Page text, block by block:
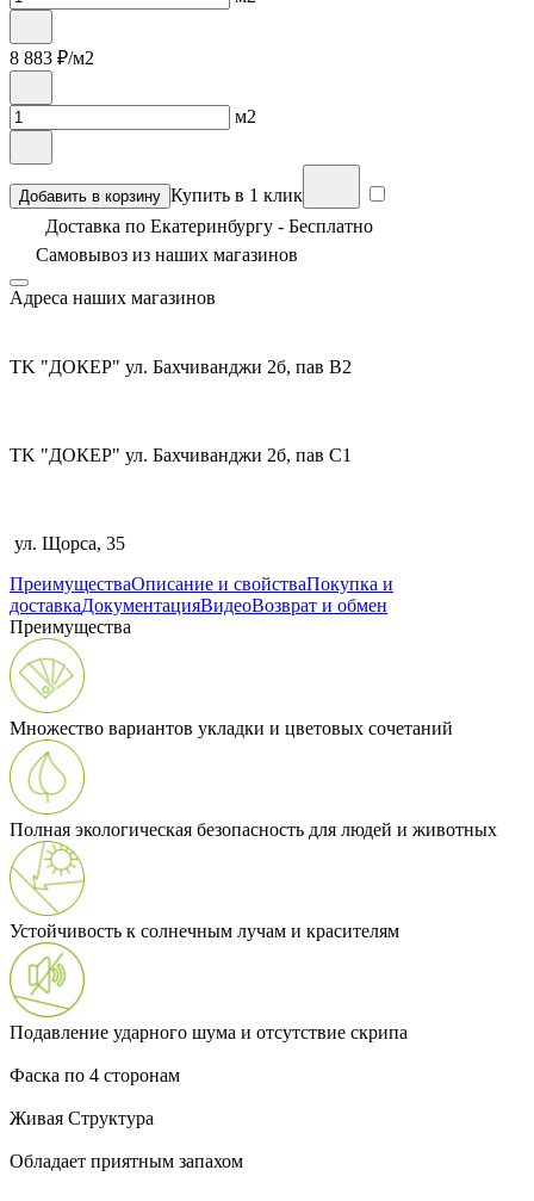
8 883 ₽/м2
м2
Добавить в корзину Купить в 1 клик
Доставка по Екатеринбургу - Бесплатно
Самовывоз из наших магазинов
Адреса наших магазинов
TK "ДОКЕР" ул. Бахчиванджи 2б, пав В2
TK "ДОКЕР" ул. Бахчиванджи 2б, пав С1
ул. Щорса, 35
ПреимуществаОписание и свойстваПокупка и
доставкаДокументацияВидеоВозврат и обмен
Преимущества
Множество вариантов укладки и цветовых сочетаний
Полная экологическая безопасность для людей и животных
Устойчивость к солнечным лучам и красителям
Подавление ударного шума и отсутствие скрипа
Фаска по 4 сторонам
Живая Структура
Обладает приятным запахом